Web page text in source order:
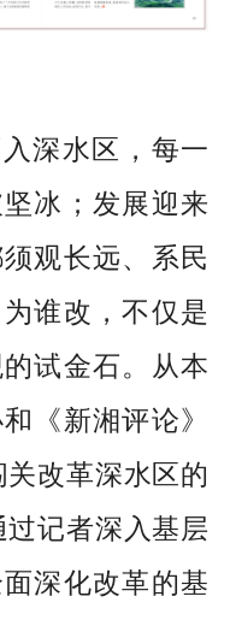
深水区，每一
冰；发展迎来
观长远、系民
谁改，不仅是
试金石。从本
《新湘评论》
改革深水区的
记者深入基层
深化改革的基